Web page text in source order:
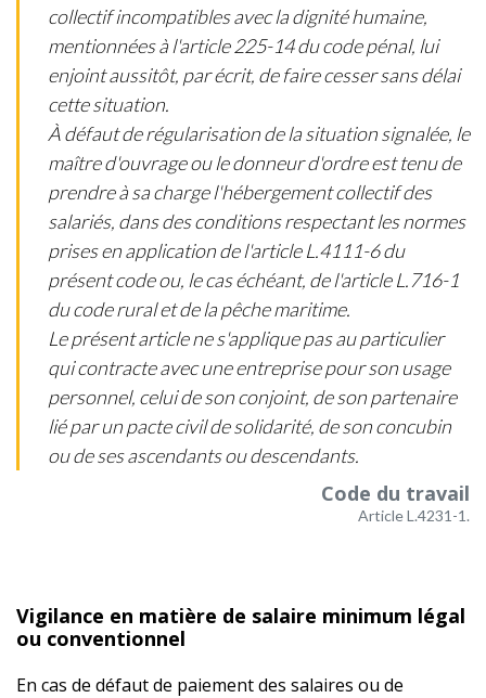
collectif incompatibles avec la dignité humaine,
mentionnées à l'article 225-14 du code pénal, lui
enjoint aussitôt, par écrit, de faire cesser sans délai
cette situation.
À défaut de régularisation de la situation signalée, le
maître d'ouvrage ou le donneur d'ordre est tenu de
prendre à sa charge l'hébergement collectif des
salariés, dans des conditions respectant les normes
prises en application de l'article L.4111-6 du
présent code ou, le cas échéant, de l'article L.716-1
du code rural et de la pêche maritime.
Le présent article ne s'applique pas au particulier
qui contracte avec une entreprise pour son usage
personnel, celui de son conjoint, de son partenaire
lié par un pacte civil de solidarité, de son concubin
ou de ses ascendants ou descendants.
Code du travail
Article L.4231-1.
Vigilance en matière de salaire minimum légal
ou conventionnel
En cas de défaut de paiement des salaires ou de